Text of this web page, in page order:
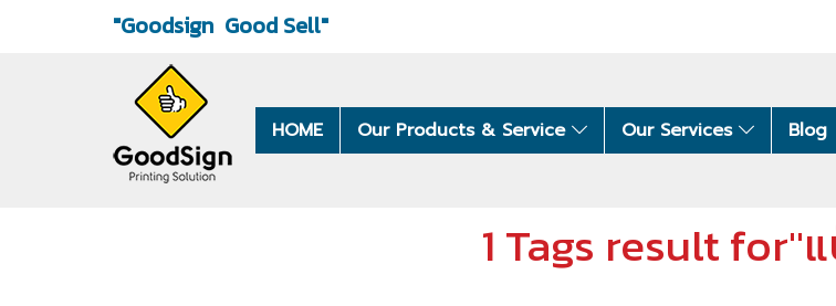
"Goodsign Good Sell"
HOME Our Products & Service Our Services Blog
1 Tags result for"